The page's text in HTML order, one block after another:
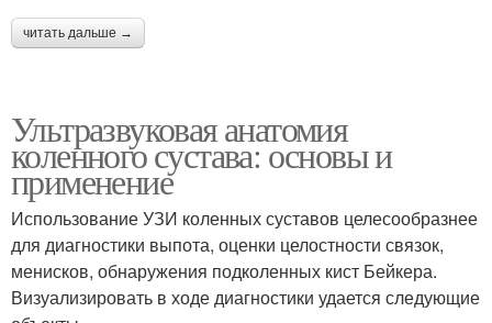
читать дальше →
Ультразвуковая анатомия
коленного сустава: основы и
применение
Использование УЗИ коленных суставов целесообразнее
для диагностики выпота, оценки целостности связок,
менисков, обнаружения подколенных кист Бейкера.
Визуализировать в ходе диагностики удается следующие